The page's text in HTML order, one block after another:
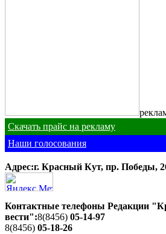
Скачать прайс на рекламу
Наши голосования
Адрес:г. Красный Кут, пр. Победы,
Контактные телефоны Редакции
вести":8(8456) 05-14-97
8(8456) 05-18-26